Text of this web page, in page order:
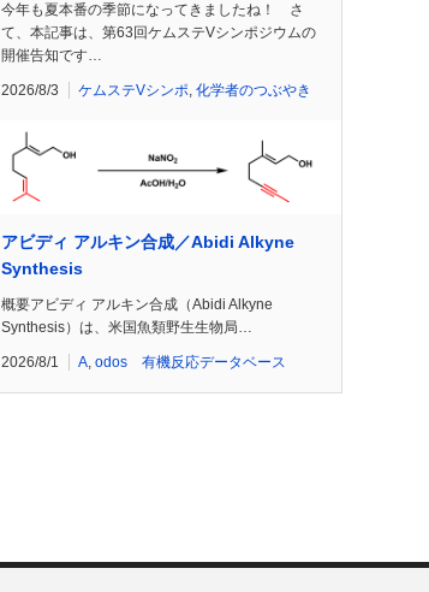
今年も夏本番の季節になってきましたね！ さ
て、本記事は、第63回ケムステVシンポジウムの
開催告知です…
2026/8/3 ケムステVシンポ, 化学者のつぶやき
アビディ アルキン合成／Abidi Alkyne
Synthesis
概要アビディ アルキン合成（Abidi Alkyne
Synthesis）は、米国魚類野生生物局…
2026/8/1 A, odos 有機反応データベース